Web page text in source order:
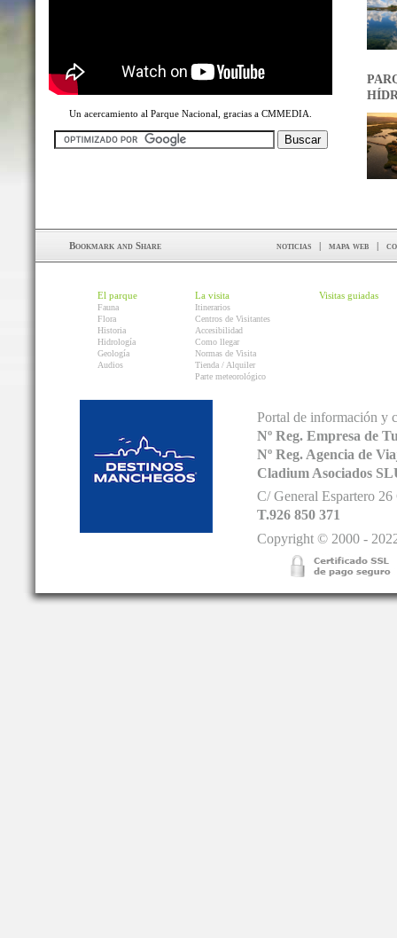
Un acercamiento al Parque Nacional, gracias a CMMEDIA.
noticias | mapa web |
El parque
Fauna
Flora
Historia
Hidrología
Geología
Audios
La visita
Itinerarios
Centros de Visitantes
Accesibilidad
Como llegar
Normas de Visita
Tienda / Alquiler
Parte meteorológico
Visitas guiadas
Portal de información y
Nº Reg. Empresa de
Nº Reg. Agencia de
Cladium Asociados
C/ General Espartero
T.926 850 371
Copyright © 2000 -